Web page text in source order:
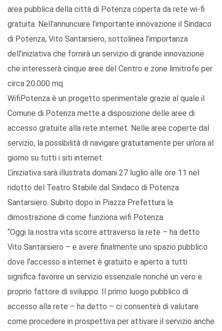
area pubblica della città di Potenza coperta da rete wi-fi
gratuita. Nell’annunciare l’importante innovazione il Sindaco
di Potenza, Vito Santarsiero, sottolinea l’importanza
dell’iniziativa che fornirà un servizio di grande innovazione
che interesserà cinque aree del Centro e zone limitrofe per
circa 20.000 mq.
WifiPotenza è un progetto sperimentale grazie al quale il
Comune di Potenza mette a disposizione delle aree di
accesso gratuite alla rete internet. Nelle aree coperte dal
servizio, la possibilità di navigare gratuitamente per un’ora al
giorno su tutti i siti internet.
L’iniziativa sarà illustrata domani 27 luglio alle ore 11 nel
ridotto del Teatro Stabile dal Sindaco di Potenza
Santarsiero. Subito dopo in Piazza Prefettura la
dimostrazione di come funziona wifi Potenza.
“Oggi la nostra vita scorre attraverso la rete – ha detto
Vito Santarsiero – e avere finalmente uno spazio pubblico
dove l'accesso a internet è gratuito e aperto a tutti
significa favorire un servizio essenziale nonché un vero e
proprio fattore di sviluppo. Il primo luogo pubblico di
accesso alla rete – ha detto – ci consentirà di valutare
come procedere in prospettiva per attivare il servizio anche